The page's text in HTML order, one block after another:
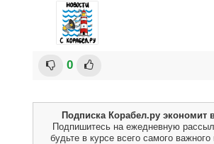
0
Подписка Корабел.ру экономит
Подпишитесь на ежедневную
будьте в курсе всего самого важного